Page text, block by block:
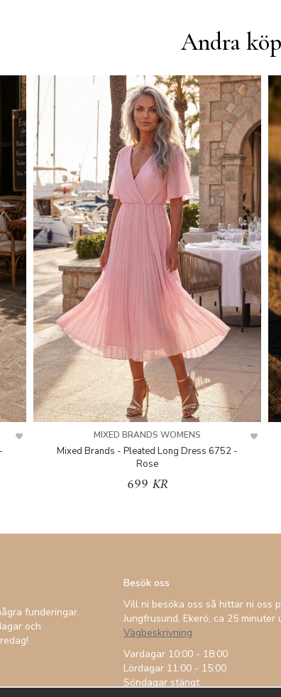
Andra
MIXED BRANDS WOMENS
Mixed Brands - Pleated Long Dress 6752 -
Rose
699 KR
funderingar.
och
Besök oss
Vill ni besöka oss så hittar ni oss
Jungfrusund, Ekerö, ca 25
Vägbeskrivning
Vardagar 10:00 - 18:00
Lördagar 11:00 - 15:00
Söndagar stängt